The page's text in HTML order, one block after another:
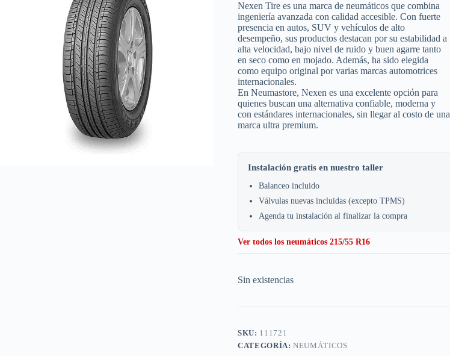
Nexen Tire es una marca de neumáticos que combina
ingeniería avanzada con calidad accesible. Con fuerte
presencia en autos, SUV y vehículos de alto
desempeño, sus productos destacan por su estabilidad a
alta velocidad, bajo nivel de ruido y buen agarre tanto
en seco como en mojado. Además, ha sido elegida
como equipo original por varias marcas automotrices
internacionales.
En Neumastore, Nexen es una excelente opción para
quienes buscan una alternativa confiable, moderna y
con estándares internacionales, sin llegar al costo de una
marca ultra premium.
Instalación gratis en nuestro taller
Balanceo incluido
Válvulas nuevas incluidas (excepto TPMS)
Agenda tu instalación al finalizar la compra
Ver todos los neumáticos 215/55 R16
Sin existencias
SKU: 111721
CATEGORÍA:NEUMÁTICOS